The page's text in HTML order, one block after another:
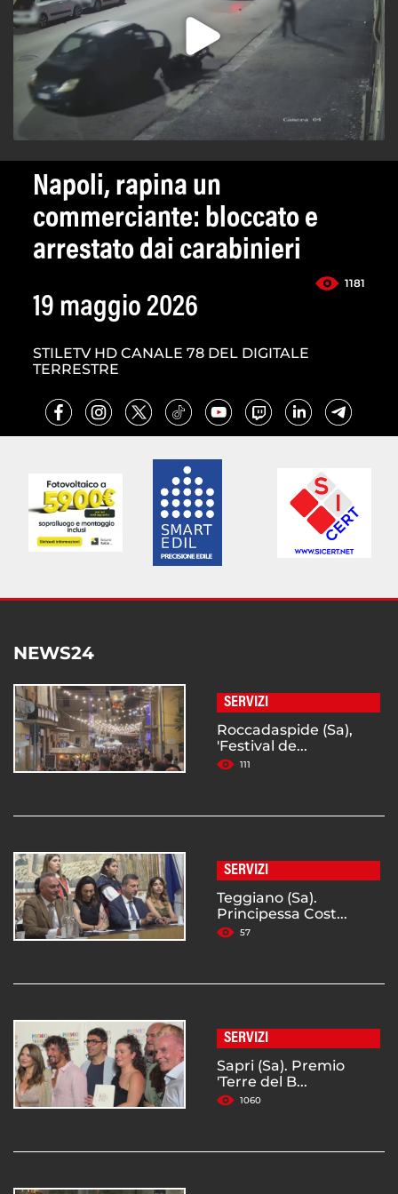
Napoli, rapina un
commerciante: bloccato e
arrestato dai carabinieri
1181
19 maggio 2026
STILETV HD CANALE 78 DEL DIGITALE
TERRESTRE
NEWS24
SERVIZI
Roccadaspide (Sa),
'Festival de...
111
SERVIZI
Teggiano (Sa).
Principessa Cost...
57
SERVIZI
Sapri (Sa). Premio
'Terre del B...
1060